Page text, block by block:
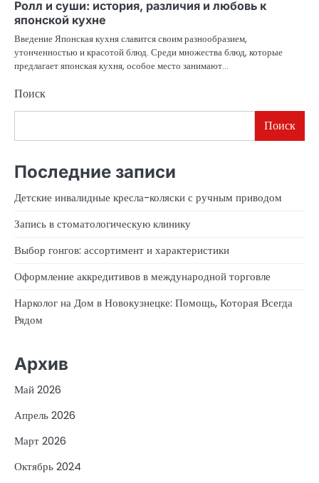
Ролл и суши: история, различия и любовь к
японской кухне
Введение Японская кухня славится своим разнообразием,
утонченностью и красотой блюд. Среди множества блюд, которые
предлагает японская кухня, особое место занимают…
Поиск
Поиск
Последние записи
Детские инвалидные кресла-коляски с ручным приводом
Запись в стоматологическую клинику
Выбор гонгов: ассортимент и характеристики
Оформление аккредитивов в международной торговле
Нарколог на Дом в Новокузнецке: Помощь, Которая Всегда
Рядом
Архив
Май 2026
Апрель 2026
Март 2026
Октябрь 2024